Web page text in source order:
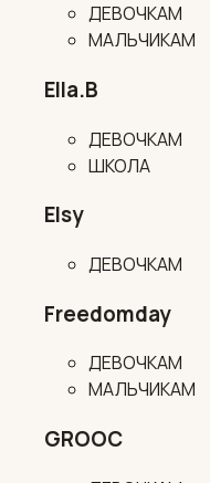
ДЕВОЧКАМ
МАЛЬЧИКАМ
Ella.B
ДЕВОЧКАМ
ШКОЛА
Elsy
ДЕВОЧКАМ
Freedomday
ДЕВОЧКАМ
МАЛЬЧИКАМ
GROOC